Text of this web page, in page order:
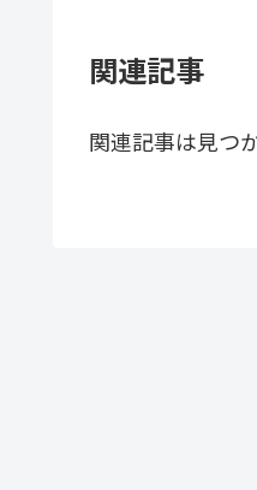
関連記事
関連記事は見つ